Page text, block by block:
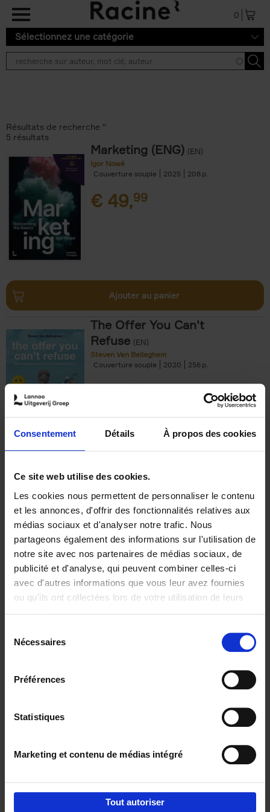
Consentement Détails À propos des cookies
Ce site web utilise des cookies.
Les cookies nous permettent de personnaliser le contenu
et les annonces, d'offrir des fonctionnalités relatives aux
médias sociaux et d'analyser notre trafic. Nous
partageons également des informations sur l'utilisation de
notre site avec nos partenaires de médias sociaux, de
publicité et d'analyse, qui peuvent combiner celles-ci
avec d'autres informations que vous leur avez fournies
ou qu'ils ont collectées lors de votre utilisation de leurs
Nécessaires
Préférences
Statistiques
Marketing et contenu de médias intégré
Tout autoriser
Aller au contenu principal
0
Sélectionnez une catégorie
Résultats de recherche ''
5 résultats
Marketing (ENG) (EN)
Igor Nowé
Couverture souple
2025 208
€ 49,99
Ajouter au panier
The Offer You Can't
Refuse (EN)
Steven Van Belleghem
Couverture souple
2020 256
€37,50
Building Bonds = Building
Business
Jochen Roef Jozefien De Feyter
Carolien Boom
Couverture souple
2025 200
€29,99
Digital marketing like a PRO -
completely revised edition (EN)